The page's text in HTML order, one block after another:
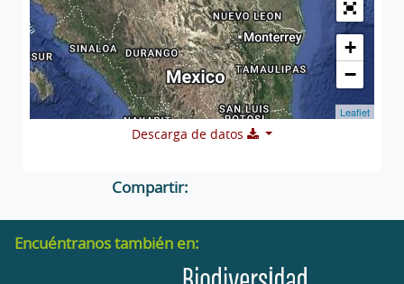
+
−
Leaflet
Descarga de datos
Compartir:
Encuéntranos también en: